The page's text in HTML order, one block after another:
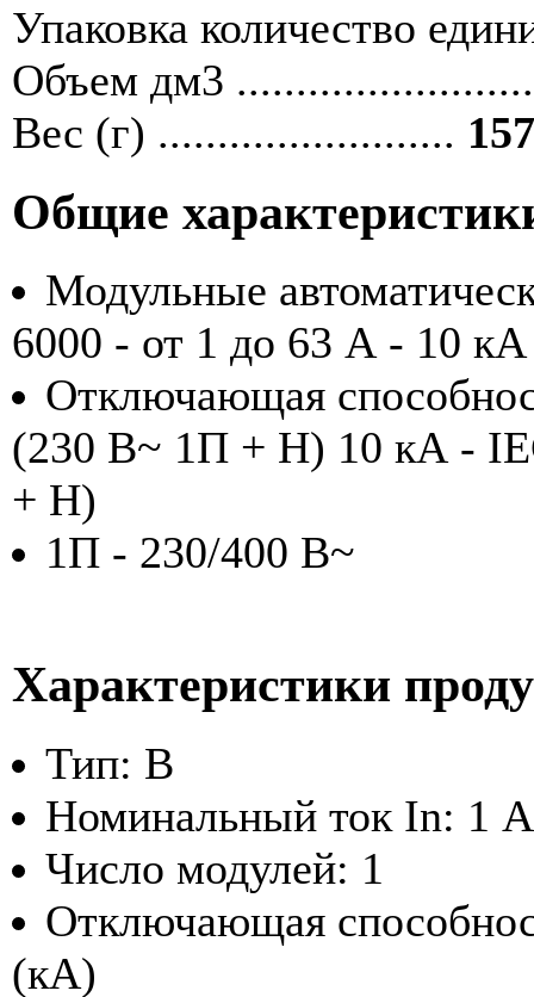
Упаковка количество
Объем дм3
Вес (г) .........................
Общие
Модульные
6000 - от 1 до 63 А - 10
Отключающая
(230 В~ 1П + Н) 10 кА -
+ Н)
1П - 230/400 В~
Характеристики
Тип: B
Номинальный ток In: 1 А
Число модулей: 1
Отключающая
(кА)